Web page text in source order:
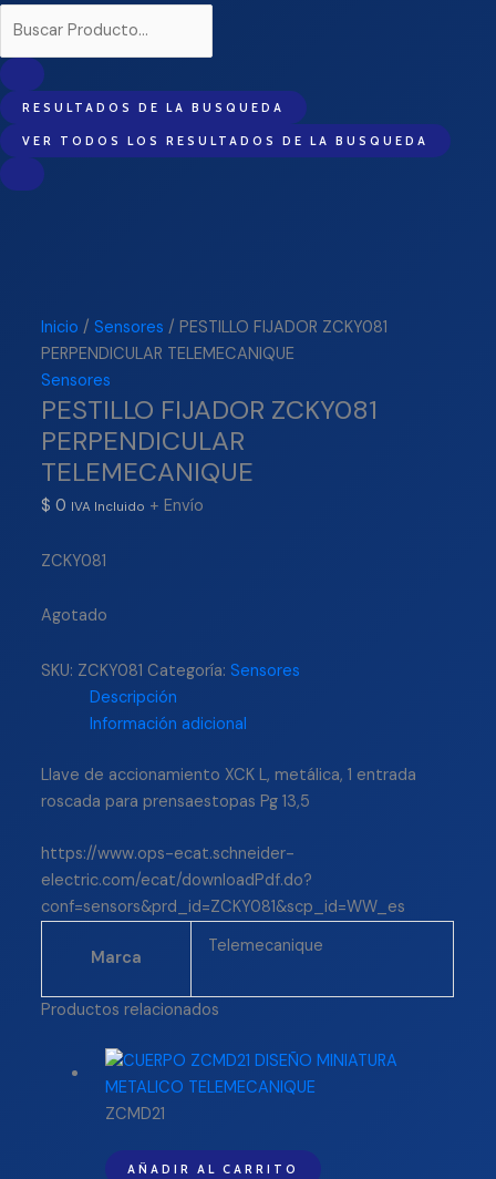
RESULTADOS DE LA BUSQUEDA
VER TODOS LOS RESULTADOS DE LA BUSQUEDA
Inicio /Sensores / PESTILLO FIJADOR ZCKY081
PERPENDICULAR TELEMECANIQUE
Sensores
PESTILLO FIJADOR ZCKY081
PERPENDICULAR
TELEMECANIQUE
$ 0 IVA Incluido + Envío
ZCKY081
Agotado
SKU: ZCKY081 Categoría: Sensores
Descripción
Información adicional
Llave de accionamiento XCK L, metálica, 1 entrada
roscada para prensaestopas Pg 13,5
https://www.ops-ecat.schneider-
electric.com/ecat/downloadPdf.do?
conf=sensors&prd_id=ZCKY081&scp_id=WW_es
Marca
Telemecanique
Productos relacionados
ZCMD21
AÑADIR AL CARRITO